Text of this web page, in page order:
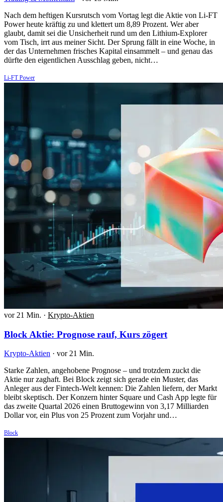
Nach dem heftigen Kursrutsch vom Vortag legt die Aktie von Li-FT
Power heute kräftig zu und klettert um 8,89 Prozent. Wer aber
glaubt, damit sei die Unsicherheit rund um den Lithium-Explorer
vom Tisch, irrt aus meiner Sicht. Der Sprung fällt in eine Woche, in
der das Unternehmen frisches Kapital einsammelt – und genau das
dürfte den eigentlichen Ausschlag geben, nicht…
Li-FT Power
vor 21 Min. · Krypto-Aktien
Block Aktie: Prognose rauf, Kurs zögert
Krypto-Aktien · vor 21 Min.
Starke Zahlen, angehobene Prognose – und trotzdem zuckt die
Aktie nur zaghaft. Bei Block zeigt sich gerade ein Muster, das
Anleger aus der Fintech-Welt kennen: Die Zahlen liefern, der Markt
bleibt skeptisch. Der Konzern hinter Square und Cash App legte für
das zweite Quartal 2026 einen Bruttogewinn von 3,17 Milliarden
Dollar vor, ein Plus von 25 Prozent zum Vorjahr und…
Block